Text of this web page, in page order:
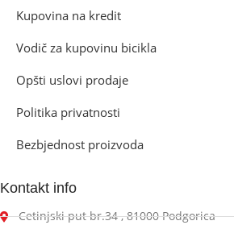
Kupovina na kredit
Vodič za kupovinu bicikla
Opšti uslovi prodaje
Politika privatnosti
Bezbjednost proizvoda
Kontakt info
Cetinjski put br.34 , 81000 Podgorica